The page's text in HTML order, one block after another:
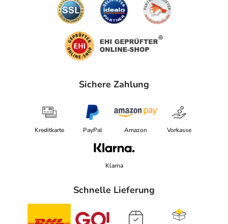
Sichere Zahlung
Kreditkarte PayPal Amazon Vorkasse
Klarna
Schnelle Lieferung